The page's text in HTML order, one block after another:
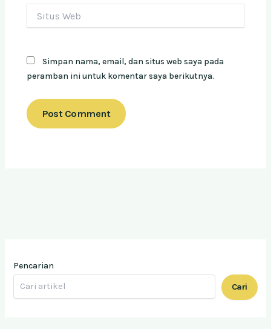
Web
Simpan nama, email, dan situs web saya pada
peramban ini untuk komentar saya berikutnya.
Pencarian
Cari